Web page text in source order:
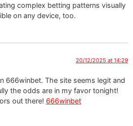
complex betting patterns visually
on any device, too.
20/12/2025 at 14:29
666winbet. The site seems legit and
the odds are in my favor tonight!
out there! 666winbet